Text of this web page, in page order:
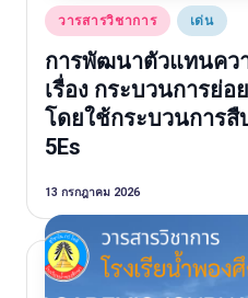
Posted
วารสารวิชาการ เด่น
การพัฒนาตัวแทนคว
เรื่อง กระบวนการย่
โดยใช้กระบวนการสื
5Es
13 กรกฎาคม 2026